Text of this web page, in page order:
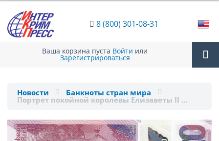
8 (800) 301-08-31
Ваша корзина пуста Войти или
Зарегистрироваться
Новости Банкноты стран мира
Портрет покойной королевы Елизаветы II …